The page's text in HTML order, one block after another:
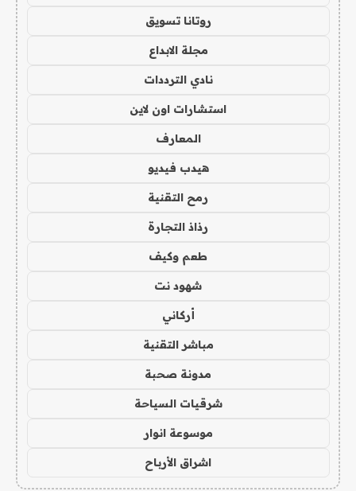
روتانا تسويق
مجلة الابداع
نادي الترددات
استشارات اون لاين
المعارف
هيدب فيديو
رمح التقنية
رذاذ التجارة
طعم وكيف
شهود نت
أركاني
مباشر التقنية
مدونة صحبة
شرقيات السياحة
موسوعة انوار
اشراق الأرباح